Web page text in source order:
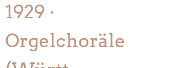
1929 ·
Orgelchoräle